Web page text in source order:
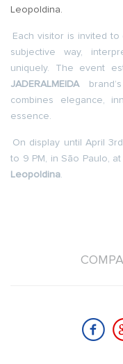
Leopoldina.
Each visitor is invited
subjective way,
uniquely. The event
JADERALMEIDA
combines elegance,
essence.
On display until April
to 9 PM, in São Paulo, at
Leopoldina